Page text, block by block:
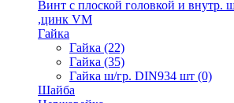
Винт с плоской головкой и внутр.
,цинк VM
Гайка
Гайка (22)
Гайка (35)
Гайка ш/гр. DIN934 шт (0)
Шайба